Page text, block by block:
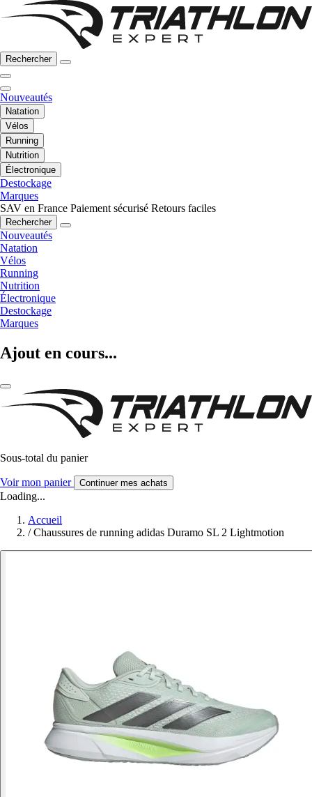
Rechercher
Nouveautés
Natation
Vélos
Running
Nutrition
Électronique
Destockage
Marques
SAV en France Paiement sécurisé Retours faciles
Rechercher
Nouveautés
Natation
Vélos
Running
Nutrition
Électronique
Destockage
Marques
Ajout en cours...
Sous-total du panier
Voir mon panier Continuer mes achats
Loading...
Accueil
/ Chaussures de running adidas Duramo SL 2 Lightmotion